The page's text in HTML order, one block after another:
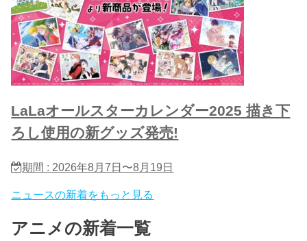
LaLaオールスターカレンダー2025 描き下
ろし使用の新グッズ発売!
期間 : 2026年8月7日〜8月19日
ニュースの新着をもっと見る
アニメの新着一覧